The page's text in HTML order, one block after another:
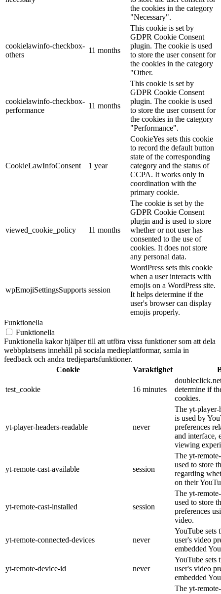
the cookies in the category
"Necessary".
cookielawinfo-checkbox-
others
11 months
This cookie is set by
GDPR Cookie Consent
plugin. The cookie is used
to store the user consent for
the cookies in the category
"Other.
cookielawinfo-checkbox-
performance
11 months
This cookie is set by
GDPR Cookie Consent
plugin. The cookie is used
to store the user consent for
the cookies in the category
"Performance".
CookieLawInfoConsent 1 year
CookieYes sets this cookie
to record the default button
state of the corresponding
category and the status of
CCPA. It works only in
coordination with the
primary cookie.
viewed_cookie_policy 11 months
The cookie is set by the
GDPR Cookie Consent
plugin and is used to store
whether or not user has
consented to the use of
cookies. It does not store
any personal data.
wpEmojiSettingsSupports session
WordPress sets this cookie
when a user interacts with
emojis on a WordPress site.
It helps determine if the
user's browser can display
emojis properly.
Funktionella
Funktionella
Funktionella kakor hjälper till att utföra vissa funktioner som att dela
webbplatsens innehåll på sociala medieplattformar, samla in
feedback och andra tredjepartsfunktioner.
Cookie
Varaktighet
test_cookie 16 minutes
determine if
cookies.
yt-player-headers-readable never
The yt-player-
is used by
preferences
and interface,
viewing
yt-remote-cast-available session
The yt-
used to store
regarding
on their
yt-remote-cast-installed session
The yt-
used to store
preferences
video.
yt-remote-connected-devices never
YouTube sets
user's video
embedded
yt-remote-device-id never
YouTube sets
user's video
embedded
The yt-